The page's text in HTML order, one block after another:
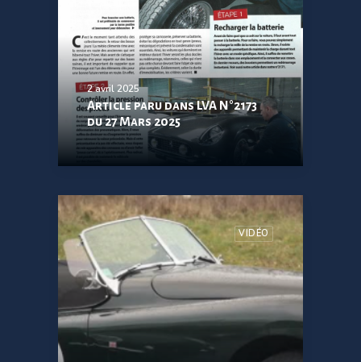
2 avril 2025
Article paru dans LVA N°2173
du 27 Mars 2025
VIDÉO